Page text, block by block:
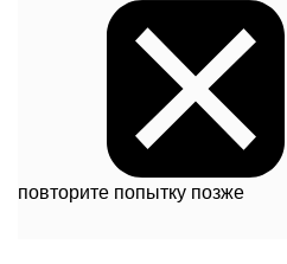
повторите попытку позже